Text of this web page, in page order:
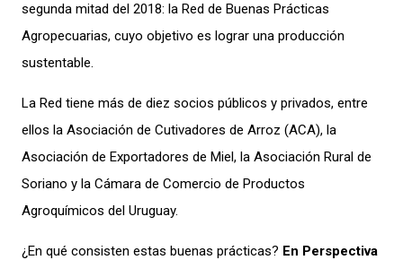
segunda mitad del 2018: la Red de Buenas Prácticas
Agropecuarias, cuyo objetivo es lograr una producción
sustentable.
La Red tiene más de diez socios públicos y privados, entre
ellos la Asociación de Cutivadores de Arroz (ACA), la
Asociación de Exportadores de Miel, la Asociación Rural de
Soriano y la Cámara de Comercio de Productos
Agroquímicos del Uruguay.
¿En qué consisten estas buenas prácticas? En Perspectiva